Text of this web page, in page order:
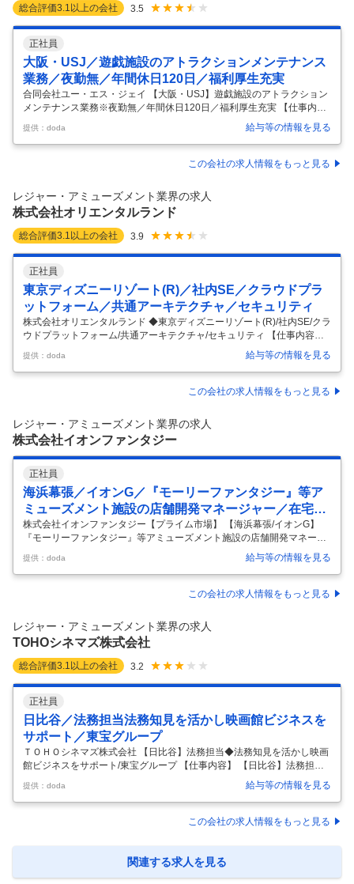
総合評価3.1 以上の会社 3.5
正社員
大阪・USJ／遊戯施設のアトラクションメンテナンス
業務／夜勤無／年間休日120日／福利厚生充実
合同会社ユー・エス・ジェイ 【大阪・USJ】遊戯施設のアトラクション
メンテナンス業務※夜勤無／年間休日120日／福利厚生充実 【仕事内
容】 【大阪・USJ】遊戯施設のアトラクションメンテナンス業務※夜勤
無／年間休日120日／福利厚生充実 【具体的な仕事内容】 ■職務概要：
パーク内で使用しているライドアトラクションの点検整備（オーバーホ
ール）を敷地外の整備工場、もしくはパーク内施設にて行う仕事です。
ション、施設） ・アトラクションの年次点検 ◇各種機器のメンテナンス
ノウハウの収集、運用の改善および設備改善業務 ※ネジ1つまで分
提供：doda 給与等の情報を見る
この会社の求人情報をもっと見る
レジャー・アミューズメント業界の求人
株式会社オリエンタルランド
総合評価3.1 以上の会社 3.9
正社員
東京ディズニーリゾート(R)／社内SE／クラウドプラ
ットフォーム／共通アーキテクチャ／セキュリティ
株式会社オリエンタルランド ◆東京ディズニーリゾート(R)/社内SE/クラ
ウドプラットフォーム/共通アーキテクチャ/セキュリティ 【仕事内容】
◆東京ディズニーリゾート(R)/社内SE/クラウドプラットフォーム/共通ア
ーキテクチャ/セキュリティ 【具体的な仕事内容】 東京ディズニーリゾ
ート（R)を運営している当社において、社内SEとしてご活躍いただきま
す。 ■業務内容： ◇クラウドプラットフォーム、共通アーキテクチャエ
バ利用に必要な共通基盤の管理 ・ETL基盤やAPI基盤、メール送信や帳
票出力基盤、認証基盤等各システムが利…
提供：doda 給与等の情報を見る
この会社の求人情報をもっと見る
レジャー・アミューズメント業界の求人
株式会社イオンファンタジー
正社員
海浜幕張／イオンG／『モーリーファンタジー』等ア
ミューズメント施設の店舗開発マネージャー／在宅週
４
株式会社イオンファンタジー【プライム市場】 【海浜幕張/イオンG】
『モーリーファンタジー』等アミューズメント施設の店舗開発マネージ
ャー※在宅週４ 【仕事内容】 【海浜幕張/イオンG】『モーリーファンタ
ジー』等アミューズメント施設の店舗開発マネージャー※在宅週４ 【具
体的な仕事内容】 ～大手イオングループ/『モーリーファンタジー』の運
営企業/アミューズメント施設運営数業界トップクラス/入社後1～2ヶ月
容】 当社のテナントディレクターとして『モーリーファンタジー』など
の、子ども向けアミューズメント施設の新店立ち上げ、修繕プロジェ
提供：doda 給与等の情報を見る
この会社の求人情報をもっと見る
レジャー・アミューズメント業界の求人
TOHOシネマズ株式会社
総合評価3.1 以上の会社 3.2
正社員
日比谷／法務担当法務知見を活かし映画館ビジネスを
サポート／東宝グループ
ＴＯＨＯシネマズ株式会社 【日比谷】法務担当◆法務知見を活かし映画
館ビジネスをサポート/東宝グループ 【仕事内容】 【日比谷】法務担当
◆法務知見を活かし映画館ビジネスをサポート/東宝グループ 【具体的な
仕事内容】 私たちのミッションは、年間多くのお客様が訪れる「映画
館」という特別な空間の安全を守り、快適を提供することです。日々の
映画館で生じるリアルな課題に寄り添い、映画館運営に関わる本社各部
す。また、企業再編での協力など全社取り組みプロジェクトへの関りも
あります。 ■具体的な業務内容： ご経験やスキルに応じて、映画館経営
提供：doda 給与等の情報を見る
この会社の求人情報をもっと見る
関連する求人を見る